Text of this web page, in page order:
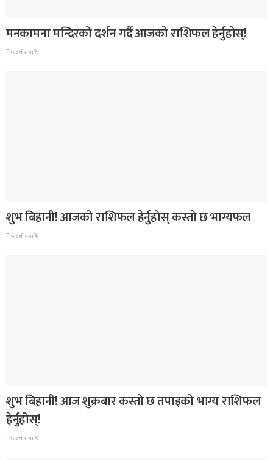
मनकामना मन्दिरको दर्शन गर्दै आजको राशिफल हेर्नुहोस्!
५ वर्ष अगाडि
शुभ बिहानी! आजको राशिफल हेर्नुहोस् कस्तो छ भाग्यफल
५ वर्ष अगाडि
शुभ बिहानी! आज शुक्रबार कस्तो छ तपाइको भाग्य राशिफल
हेर्नुहोस्!
५ वर्ष अगाडि